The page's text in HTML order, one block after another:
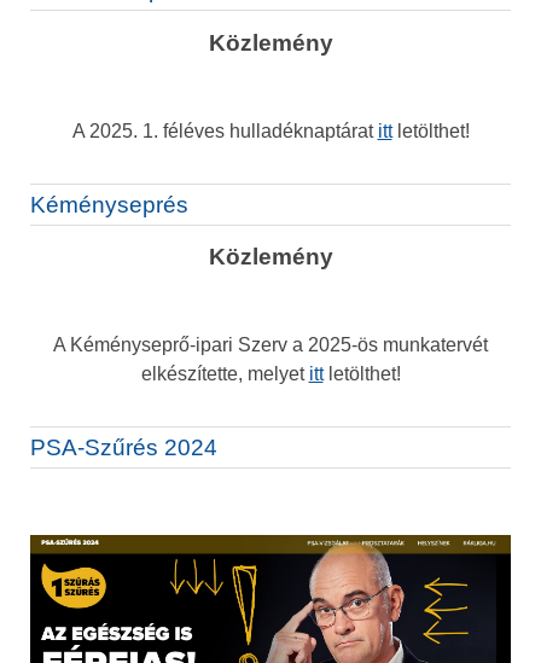
Közlemény
A 2025. 1. féléves hulladéknaptárat ittletölthet!
Kéményseprés
Közlemény
A Kéményseprő-ipari Szerv a 2025-ös munkatervét
elkészítette, melyet ittletölthet!
PSA-Szűrés 2024